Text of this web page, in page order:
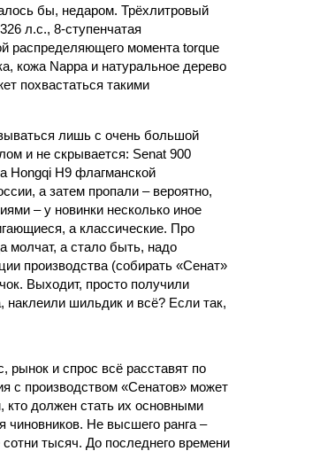
бы, недаром. Трёхлитровый
л.с., 8-ступенчатая
распределяющего момента torque
кожа Nappa и натуральное дерево
похвастаться такими
лишь с очень большой
и не скрывается: Senat 900
Hongqi H9 флагманской
а затем пропали – вероятно,
– у новинки несколько иное
а классические. Про
молчат, а стало быть, надо
производства (собирать «Сенат»
Выходит, просто получили
наклеили шильдик и всё? Если так,
рынок и спрос всё расставят по
с производством «Сенатов» может
должен стать их основными
чиновников. Не высшего ранга –
тысяч. До последнего времени